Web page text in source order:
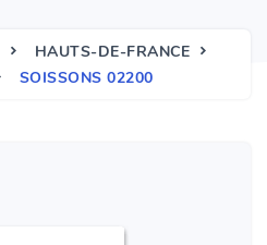
HAUTS-DE-FRANCE
SOISSONS 02200